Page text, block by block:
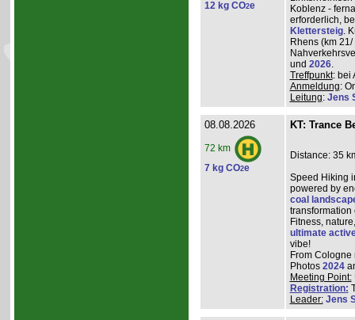
12 kg CO2e
Koblenz -
erforderlich,
Klettersteig.
Rhens (km
und 2026.
Treffpunkt: bei
Anmeldung:
Leitung: Jens
08.08.2026
72 km
7 kg CO2e
KT: Trance
Distance: 35
Speed Hiking
powered by
coal
transformation
Fitness,
ultimate
vibe!
From
Photos 2024
Meeting Point:
Registration:
Leader: Jens